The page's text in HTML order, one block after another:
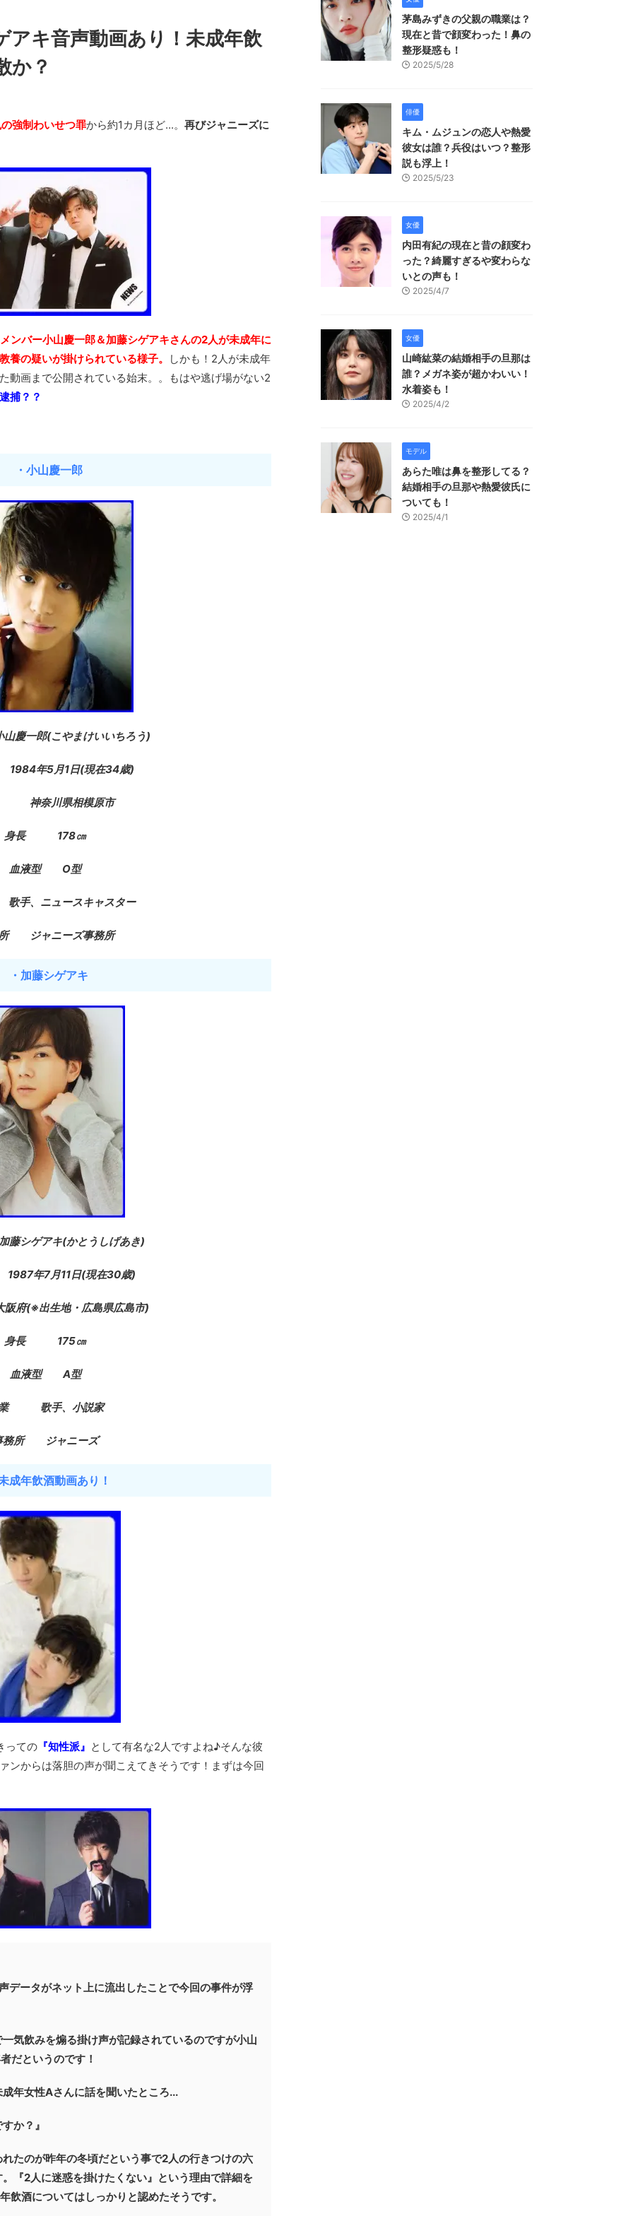
アキ音声動画あり！未成年飲
か？
強制わいせつ罪から約1カ月ほど...。 再びジャニーズに
ンバー小山慶一郎＆加藤シゲアキさんの2人が未成年に
養の疑いが掛けられている様子。
しかも！2人が未成年
動画まで公開されている始末。。もはや逃げ場がない2
捕？？
・小山慶一郎
一郎(こやまけいいちろう)
1984年5月1日(現在34歳)
神奈川県相模原市
身長 178㎝
血液型 O型
、ニュースキャスター
ジャニーズ事務所
・加藤シゲアキ
ゲアキ(かとうしげあき)
年7月11日(現在30歳)
(※出生地・広島県広島市)
身長 175㎝
血液型 A型
歌手、小説家
務所 ジャニーズ
成年飲酒動画あり！
っての 『知性派』 として有名な2人ですよね♪そんな彼
ンからは落胆の声が聞こえてきそうです！まずは今回
データがネット上に流出したことで今回の事件が浮
気飲みを煽る掛け声が記録されているのですが小山
だというのです！
年女性Aさんに話を聞いたところ...
か？』
たのが昨年の冬頃だという事で2人の行きつけの六
『2人に迷惑を掛けたくない』という理由で詳細を
飲酒についてはしっかりと認めたそうです。
茅島みずきの父親の職業は？
現在と昔で顔変わった！鼻の
整形疑惑も！
2025/5/28
俳優
キム・ムジュンの恋人や熱愛
彼女は誰？兵役はいつ？整形
説も浮上！
2025/5/23
女優
内田有紀の現在と昔の顔変わ
った？綺麗すぎるや変わらな
いとの声も！
2025/4/7
女優
山崎紘菜の結婚相手の旦那は
誰？メガネ姿が超かわいい！
水着姿も！
2025/4/2
モデル
あらた唯は鼻を整形してる？
結婚相手の旦那や熱愛彼氏に
ついても！
2025/4/1